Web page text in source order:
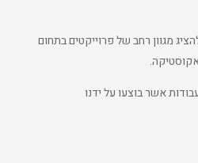
מגוון רחב של פרוייקטים בתחום
אשר בוצעו על ידנו